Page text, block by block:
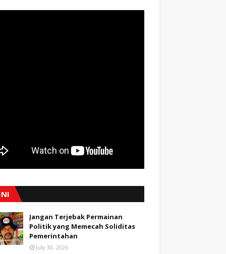
Jangan Terjebak Permainan
Politik yang Memecah Soliditas
Pemerintahan
July 30, 2026